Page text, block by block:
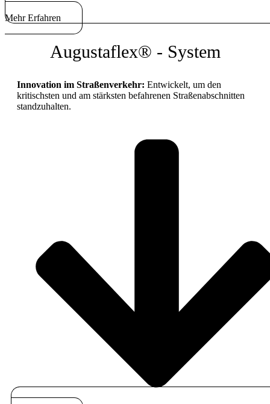
Mehr Erfahren
Augustaflex® - System
Innovation im Straßenverkehr: Entwickelt, um den
kritischsten und am stärksten befahrenen Straßenabschnitten
standzuhalten.